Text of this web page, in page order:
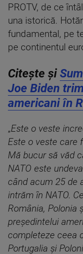
PROTV, de ce
una istorică.
fundamental, pe
pe continentul
Citește și
Joe Biden
americani în
„Este o veste
Este o veste care
Mă bucur să văd
NATO este
când acum 25 de
intrăm în NATO.
România, Polonia
președintelui
completeze ceea
Portugalia și